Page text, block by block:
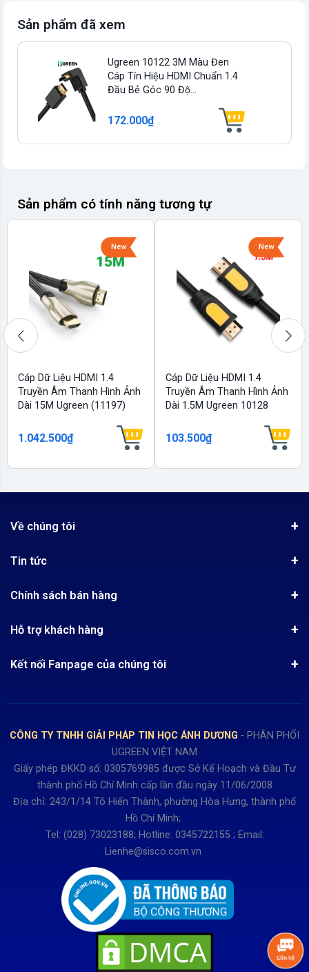
Sản phẩm đã xem
Ugreen 10122 3M Màu Đen
Cáp Tín Hiệu HDMI Chuẩn 1.4
Đầu Bẻ Góc 90 Độ...
172.000₫
Sản phẩm có tính năng tương tự
New
Cáp Dữ Liệu HDMI 1.4
Truyền Âm Thanh Hình Ảnh
Dài 15M Ugreen (11197)
1.042.500₫
New
Cáp Dữ Liệu HDMI 1.4
Truyền Âm Thanh Hình Ảnh
Dài 1.5M Ugreen 10128
103.500₫
Về chúng tôi
Quy chế hoạt động
Tra cứu đơn hàng
Tin tức
Công nghệ - Sản phẩm mới
Review sản phẩm
Chính sách bán hàng
Chính sách Hủy, Đổi, Trả hàng
Hướng dẫn đăng ký tài khoản
Hỗ trợ khách hàng
Thời gian làm việc từ Thứ 2- Thứ 7
Buổi chiều từ 13h15 đến 17h30
Thứ 7 làm đến 15h30 chiều.
Kết nối Fanpage của chúng tôi
CÔNG TY TNHH GIẢI PHÁP TIN HỌC ÁNH DƯƠNG - PHÂN PHỐI
UGREEN VIỆT NAM
Giấy phép ĐKKD số: 0305769985 được Sở Kế Hoạch và Đầu Tư
thành phố Hồ Chí Minh cấp lần đầu ngày 11/06/2008
Địa chỉ: 243/1/14 Tô Hiến Thành, phường Hòa Hưng, thành phố
Hồ Chí Minh;
Tel: (028) 73023188; Hotline: 0345722155 ; Email:
Lienhe@sisco.com.vn